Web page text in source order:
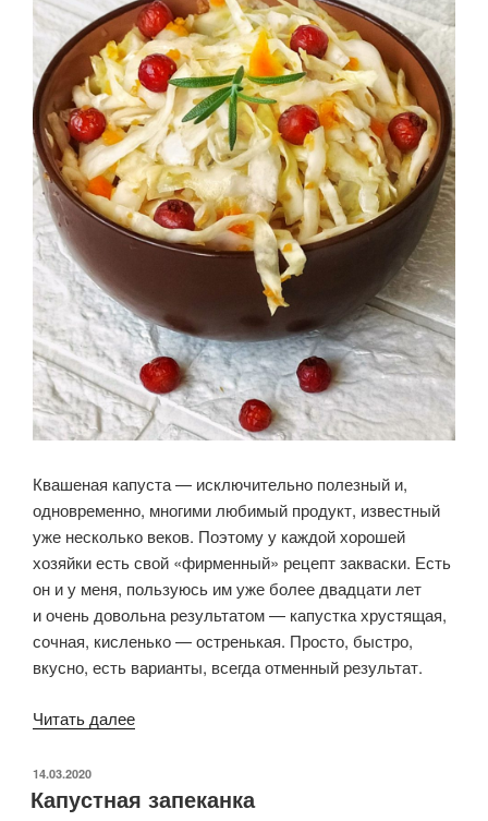
Квашеная капуста — исключительно полезный и,
одновременно, многими любимый продукт, известный
уже несколько веков. Поэтому у каждой хорошей
хозяйки есть свой «фирменный» рецепт закваски. Есть
он и у меня, пользуюсь им уже более двадцати лет
и очень довольна результатом — капустка хрустящая,
сочная, кисленько — остренькая. Просто, быстро,
вкусно, есть варианты, всегда отменный результат.
Читать далее«Квашеная
ОПУБЛИКОВАНО
14.03.2020
Капустная запеканка